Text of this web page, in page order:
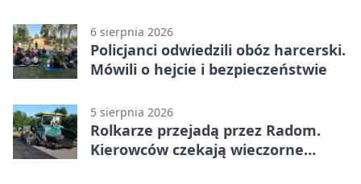
6 sierpnia 2026
Policjanci odwiedzili obóz harcerski.
Mówili o hejcie i bezpieczeństwie
5 sierpnia 2026
Rolkarze przejadą przez Radom.
Kierowców czekają wieczorne